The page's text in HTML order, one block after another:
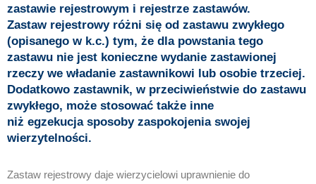
zastawie rejestrowym i rejestrze zastawów.
Zastaw rejestrowy różni się od zastawu zwykłego
(opisanego w k.c.) tym, że dla powstania tego
zastawu nie jest konieczne wydanie zastawionej
rzeczy we władanie zastawnikowi lub osobie trzeciej.
Dodatkowo zastawnik, w przeciwieństwie do zastawu
zwykłego, może stosować także inne
niż egzekucja sposoby zaspokojenia swojej
wierzytelności.
Zastaw rejestrowy daje wierzycielowi uprawnienie do